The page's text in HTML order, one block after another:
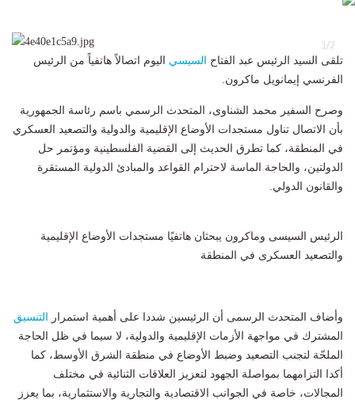
1/2
تلقى السيد الرئيس عبد الفتاح السيسي اليوم اتصالاً هاتفياً من الرئيس
الفرنسي إيمانويل ماكرون.
وصرح السفير محمد الشناوى، المتحدث الرسمي باسم رئاسة الجمهورية
بأن الاتصال تناول مستجدات الأوضاع الإقليمية والدولية والتصعيد العسكري
في المنطقة، كما تطرق الحديث إلى القضية الفلسطينية ومؤتمر حل
الدولتين، والحاجة الماسة لاحترام القواعد والمبادئ الدولية المستقرة
والقانون الدولي.
الرئيس السيسى وماكرون يبحثان هاتفيًا مستجدات الأوضاع الإقليمية
والتصعيد العسكرى في المنطقة
وأضاف المتحدث الرسمى أن الرئيسين شددا على أهمية استمرار التنسيق
المشترك في مواجهة الأزمات الإقليمية والدولية، لا سيما في ظل الحاجة
الملحّة لتجنب التصعيد وضبط الأوضاع في منطقة الشرق الأوسط، كما
أكدا التزامهما بمواصلة الجهود لتعزيز العلاقات الثنائية في مختلف
المجالات، خاصة في الجوانب الاقتصادية والتجارية والاستثمارية، بما يعزز